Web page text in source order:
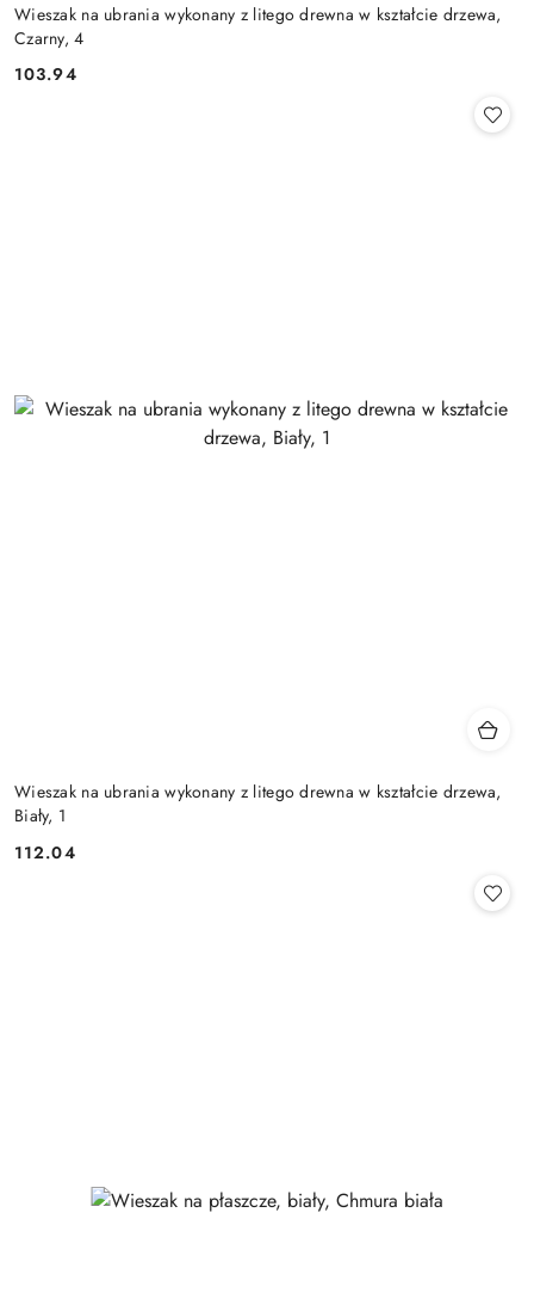
Wieszak na ubrania wykonany z litego drewna w kształcie drzewa,
Czarny, 4
Cena:
103.94
Wieszak na ubrania wykonany z litego drewna w kształcie drzewa,
Biały, 1
Cena:
112.04